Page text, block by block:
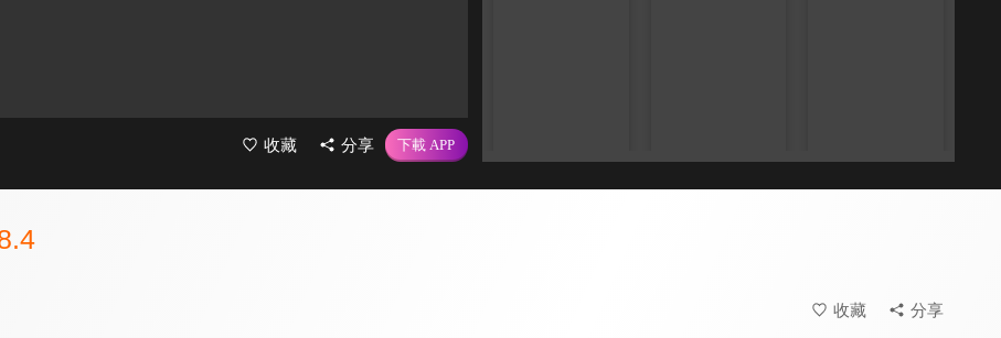
收藏 分享
收藏 分享